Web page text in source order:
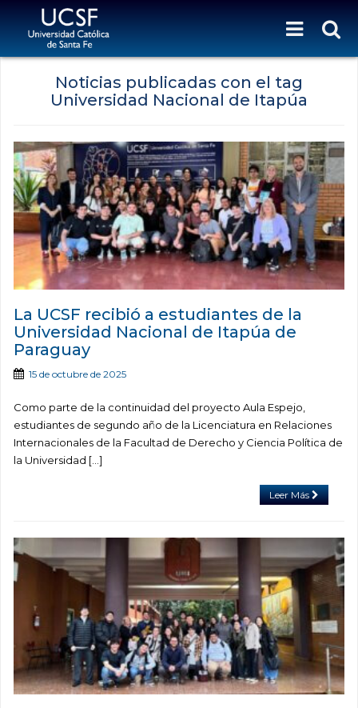
Noticias publicadas con el tag
Universidad Nacional de Itapúa
La UCSF recibió a estudiantes de la
Universidad Nacional de Itapúa de
Paraguay
15 de octubre de 2025
Como parte de la continuidad del proyecto Aula Espejo,
estudiantes de segundo año de la Licenciatura en Relaciones
Internacionales de la Facultad de Derecho y Ciencia Política de
la Universidad […]
Leer Más